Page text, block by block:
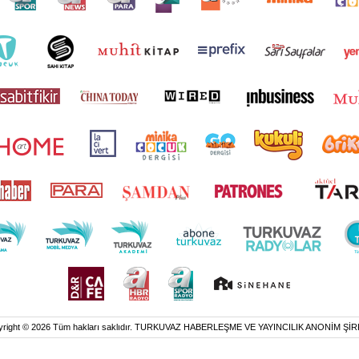
© 2026 Tüm hakları saklıdır. TURKUVAZ HABERLEŞME VE YAYINCILIK ANONİM